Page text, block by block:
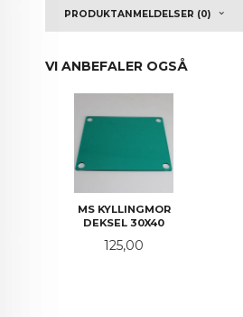
PRODUKTANMELDELSER (0)
VI ANBEFALER OGSÅ
MS KYLLINGMOR
DEKSEL 30X40
Pris
125,00